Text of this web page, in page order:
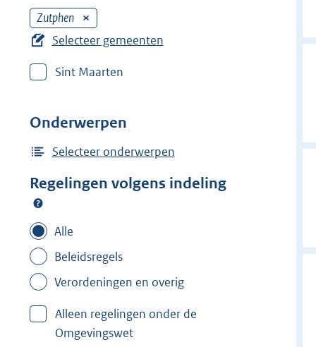
Zutphen
e
w
d
e
f
e
r
Z
u
Selecteer gemeenten
Sint Maarten
Onderwerpen
Selecteer onderwerpen
Regelingen volgens indeling
Alle
Beleidsregels
Verordeningen en overig
Alleen regelingen onder de
Omgevingswet